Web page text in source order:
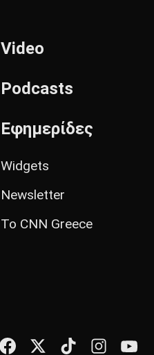
Video
Podcasts
Εφημερίδες
Widgets
Newsletter
Το CNN Greece